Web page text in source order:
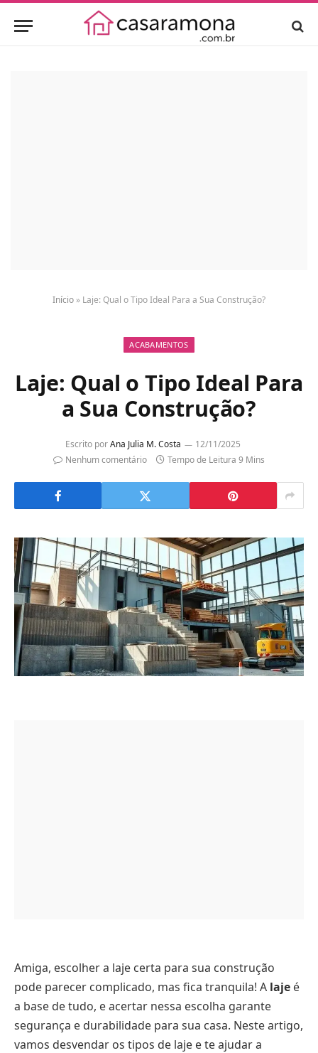
Início » Laje: Qual o Tipo Ideal Para a Sua Construção?
ACABAMENTOS
Laje: Qual o Tipo Ideal Para
a Sua Construção?
Escrito por Ana Julia M. Costa
12/11/2025
Nenhum comentário
Tempo de Leitura 9 Mins
Amiga, escolher a laje certa para sua construção
pode parecer complicado, mas fica tranquila! A laje é
a base de tudo, e acertar nessa escolha garante
segurança e durabilidade para sua casa. Neste artigo,
vamos desvendar os tipos de laje e te ajudar a